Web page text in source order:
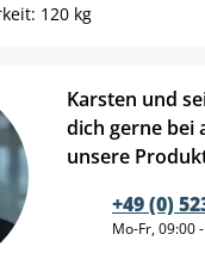
120 kg
Karsten und
dich gerne bei
unsere
+49 (0)
Mo-Fr, 09:00